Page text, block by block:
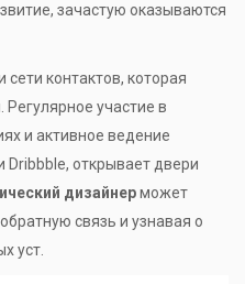
зачастую оказываются
сети контактов, которая
участие в
и активное ведение
Dribbble, открывает двери
дизайнерможет
связь и узнавая о
уст.